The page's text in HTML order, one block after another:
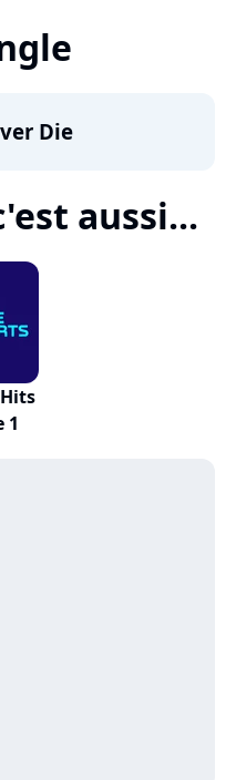
Die
aussi...
1